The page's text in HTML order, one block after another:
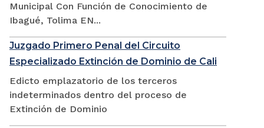
Municipal Con Función de Conocimiento de
Ibagué, Tolima EN...
Juzgado Primero Penal del Circuito
Especializado Extinción de Dominio de Cali
Edicto emplazatorio de los terceros
indeterminados dentro del proceso de
Extinción de Dominio